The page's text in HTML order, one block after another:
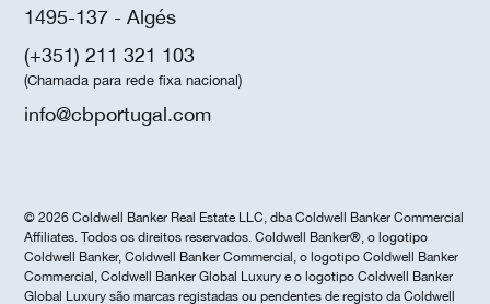
1495-137 - Algés
(+351) 211 321 103
(Chamada para rede fixa nacional)
info@cbportugal.com
© 2026 Coldwell Banker Real Estate LLC, dba Coldwell Banker Commercial
Affiliates. Todos os direitos reservados. Coldwell Banker®, o logotipo
Coldwell Banker, Coldwell Banker Commercial, o logotipo Coldwell Banker
Commercial, Coldwell Banker Global Luxury e o logotipo Coldwell Banker
Global Luxury são marcas registadas ou pendentes de registo da Coldwell